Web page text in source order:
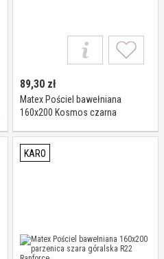
89,30 zł
Matex Pościel bawełniana
160x200 Kosmos czarna
KARO